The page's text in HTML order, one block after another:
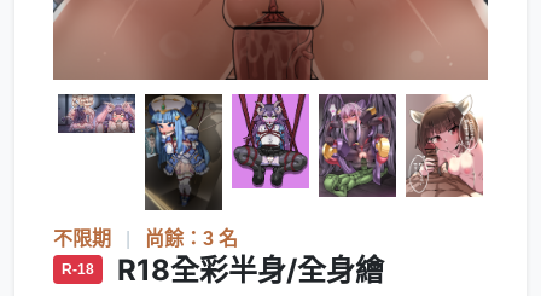
不限期 尚餘：3 名
R-18
R18全彩半身/全身繪